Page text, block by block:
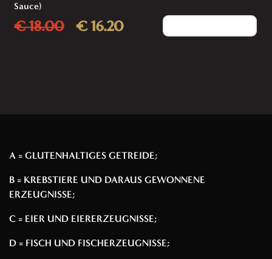
Sauce)
€ 18.00 € 16.20
A = GLUTENHALTIGES GETREIDE;
B = KREBSTIERE UND DARAUS GEWONNENE
ERZEUGNISSE;
C = EIER UND EIERERZEUGNISSE;
D = FISCH UND FISCHERZEUGNISSE;